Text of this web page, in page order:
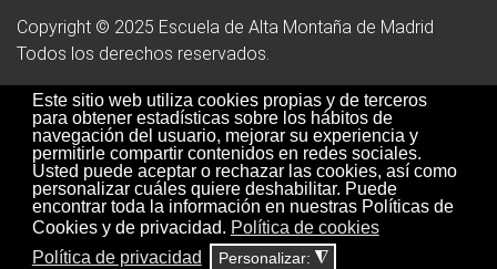
Este sitio web utiliza cookies propias y de terceros
para obtener estadísticas sobre los hábitos de
navegación del usuario, mejorar su experiencia y
permitirle compartir contenidos en redes sociales.
Usted puede aceptar o rechazar las cookies, así como
personalizar cuáles quiere deshabilitar. Puede
encontrar toda la información en nuestras Políticas de
Cookies y de privacidad. Política de cookies
Política de privacidad
Personalizar: ◮
Copyright © 2025 Escuela de Alta Montaña de Madrid
Todos los derechos reservados.
Desarrollo Web
Métodos de pago aceptados: